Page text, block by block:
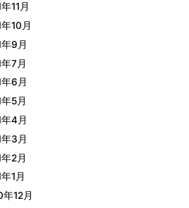
11月
10月
9月
7月
6月
5月
4月
3月
2月
1月
12月